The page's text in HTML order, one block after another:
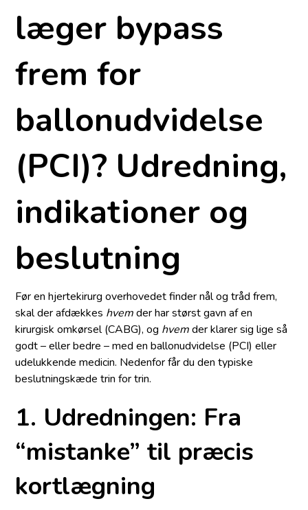
læger bypass
frem for
ballonudvidelse
(PCI)? Udredning,
indikationer og
beslutning
Før en hjertekirurg overhovedet finder nål og tråd frem,
skal der afdækkes hvemder har størst gavn af en
kirurgisk omkørsel (CABG), og hvemder klarer sig lige så
godt – eller bedre – med en ballonudvidelse (PCI) eller
udelukkende medicin. Nedenfor får du den typiske
beslutningskæde trin for trin.
1. Udredningen: Fra
“mistanke” til præcis
kortlægning